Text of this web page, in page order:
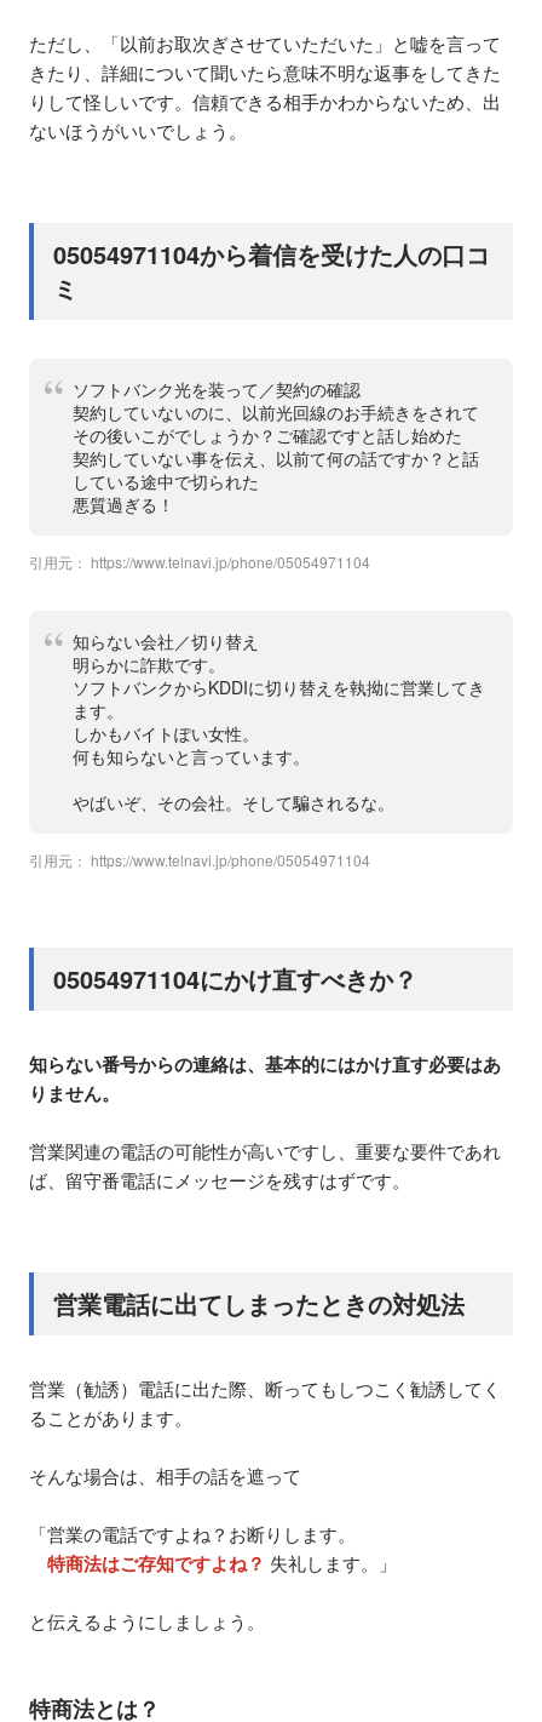
ただし、「以前お取次ぎさせていただいた」と嘘を言って
きたり、詳細について聞いたら意味不明な返事をしてきた
りして怪しいです。信頼できる相手かわからないため、出
ないほうがいいでしょう。
05054971104から着信を受けた人の口コ
ミ
ソフトバンク光を装って／契約の確認
契約していないのに、以前光回線のお手続きをされて
その後いこがでしょうか？ご確認ですと話し始めた
契約していない事を伝え、以前て何の話ですか？と話
している途中で切られた
悪質過ぎる！
引用元： https://www.telnavi.jp/phone/05054971104
知らない会社／切り替え
明らかに詐欺です。
ソフトバンクからKDDIに切り替えを執拗に営業してき
ます。
しかもバイトぽい女性。
何も知らないと言っています。
やばいぞ、その会社。そして騙されるな。
引用元： https://www.telnavi.jp/phone/05054971104
05054971104にかけ直すべきか？
知らない番号からの連絡は、基本的にはかけ直す必要はあ
りません。
営業関連の電話の可能性が高いですし、重要な要件であれ
ば、留守番電話にメッセージを残すはずです。
営業電話に出てしまったときの対処法
営業（勧誘）電話に出た際、断ってもしつこく勧誘してく
ることがあります。
そんな場合は、相手の話を遮って
「営業の電話ですよね？お断りします。
特商法はご存知ですよね？ 失礼します。」
と伝えるようにしましょう。
特商法とは？